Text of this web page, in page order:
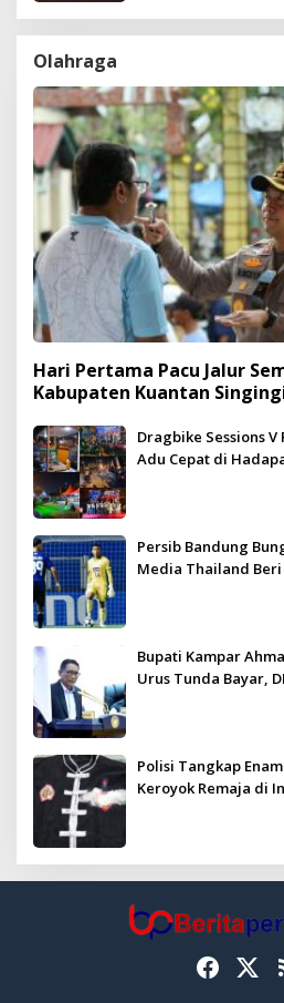
Olahraga
Hari Pertama Pacu Jalur
Kabupaten Kuantan
Dragbike Sessions V
Adu Cepat di
Persib Bandung
Media Thailand Beri
Bupati Kampar
Urus Tunda Bayar,
Polisi Tangkap
Keroyok Remaja di